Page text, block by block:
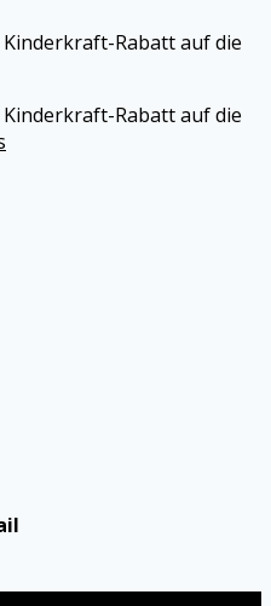
Rabatt auf die
Rabatt auf die